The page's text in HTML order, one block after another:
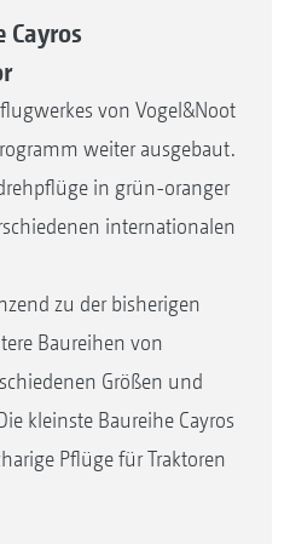
von Vogel&Noot
weiter ausgebaut.
in grün-oranger
internationalen
zu der bisherigen
Baureihen von
Größen und
kleinste Baureihe Cayros
Pflüge für Traktoren